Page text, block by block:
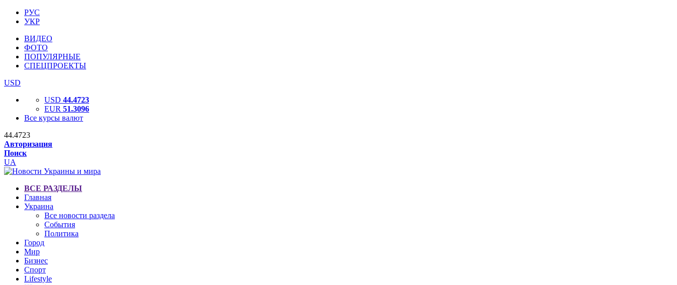
РУС
УКР
ВИДЕО
ФОТО
ПОПУЛЯРНЫЕ
СПЕЦПРОЕКТЫ
USD
USD 44.4723
EUR 51.3096
Все курсы валют
44.4723
Авторизация
Поиск
UA
ВСЕ РАЗДЕЛЫ
Главная
Украина
Все новости раздела
События
Политика
Город
Мир
Бизнес
Спорт
Lifestyle